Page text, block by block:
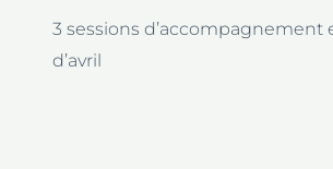
3 sessions d’accompagnement
d’avril